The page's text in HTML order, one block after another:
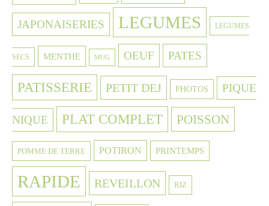
JAPONAISERIES LEGUMES LEGUMES
SECS MENTHE MUG OEUF PATES
PATISSERIE PETIT DEJ PHOTOS PIQUE
NIQUE PLAT COMPLET POISSON
POMME DE TERRE POTIRON PRINTEMPS
RAPIDE REVEILLON RIZ